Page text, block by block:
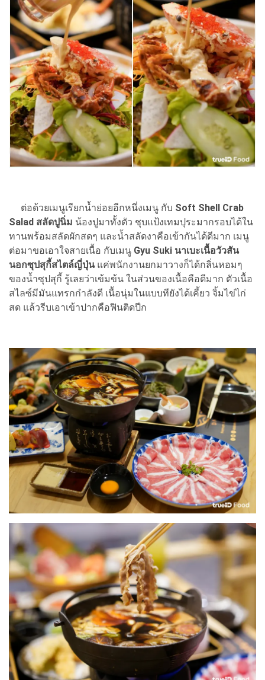
ต่อด้วยเมนูเรียกน้ำย่อยอีกหนึ่งเมนู กับ Soft Shell Crab
Salad สลัดปูนิ่ม น้องปูมาทั้งตัว ชุบแป้งเทมปุระมากรอบได้ใน
ทานพร้อมสลัดผักสดๆ และน้ำสลัดงาคือเข้ากันได้ดีมาก เมนู
ต่อมาขอเอาใจสายเนื้อ กับเมนู Gyu Suki นาเบะเนื้อวัวสัน
นอกซุปสุกี้สไตล์ญี่ปุ่น แค่พนักงานยกมาวางก็ได้กลิ่นหอมๆ
ของน้ำซุปสุกี้ รู้เลยว่าเข้มข้น ในส่วนของเนื้อคือดีมาก ตัวเนื้อ
สไลซ์มีมันแทรกกำลังดี เนื้อนุ่มในแบบทียังได้เคี้ยว จิ้มไข่ไก่
สด แล้วรีบเอาเข้าปากคือฟินติดปีก